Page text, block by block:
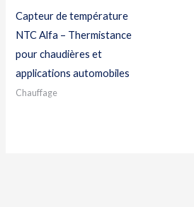
Capteur de température
NTC Alfa – Thermistance
pour chaudières et
applications automobiles
Chauffage